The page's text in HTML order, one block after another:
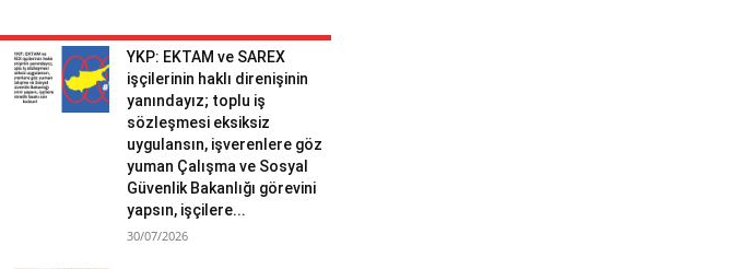
YKP: EKTAM ve SAREX
işçilerinin haklı direnişinin
yanındayız; toplu iş
sözleşmesi eksiksiz
uygulansın, işverenlere göz
yuman Çalışma ve Sosyal
Güvenlik Bakanlığı görevini
yapsın, işçilere...
30/07/2026